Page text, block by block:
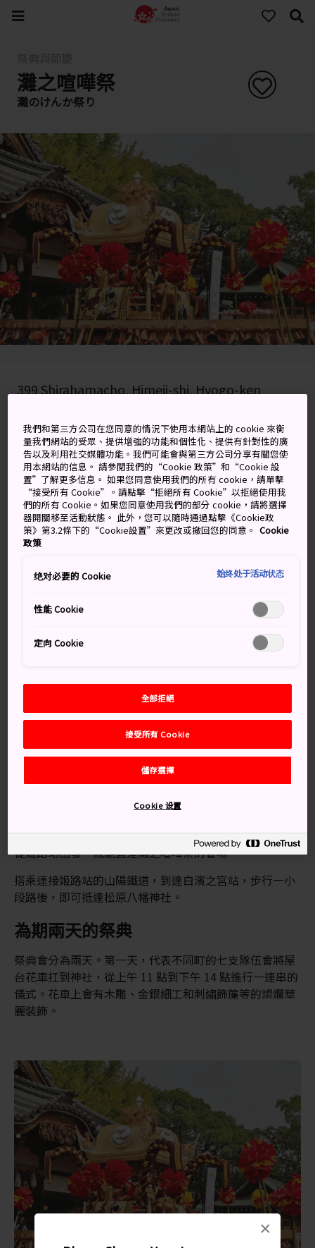
×
灘之喧嘩祭
灘のけんか祭り
399 Shirahamacho, Himeji-shi, Hyogo-ken
取得轉乘資訊
關鍵字 地圖
好好享受十月祭典的撞轎活動
姬路市的松原八幡神社，每年 10 月 14 至 15 日會舉行灘
之喧嘩祭。此祭典又稱為「打架祭」，參加者會以神輿
（移動式神社）衝撞彼此，藉此展現絕對力量。
知識補給站
最輕的祭典屋台會由 25 歲以下的男性扛轎、次輕的花
車會由 26 到 35 歲的男性扛轎，最重的花車則會由 36 歲
雖然撞轎僅限於神輿（移動式神社），但七個村子與各
從姬路站出發，就能直達灘之喧嘩祭的會場。
搭乘連接姬路站的山陽鐵道，到達白濱之宮站，步行一小
段路後，即可抵達松原八幡神社。
為期兩天的祭典
祭典會分為兩天。第一天，代表不同町的七支隊伍會將屋
台花車扛到神社，從上午 11 點到下午 14 點進行一連串的
儀式。花車上會有木雕、金銀細工和刺繡飾簾等的燦爛華
麗裝飾。
我們和第三方公司在您同意的情況下使用本網站上的 cookie 來衡
量我們網站的受眾、提供增強的功能和個性化、提供有針對性的廣
告以及利用社交媒體功能。我們可能會與第三方公司分享有關您使
用本網站的信息。 請參閱我們的“Cookie 政策”和“Cookie 設
置”了解更多信息。 如果您同意使用我們的所有 cookie，請單擊
“接受所有 Cookie”。請點擊“拒絕所有 Cookie”以拒絕使用我
們的所有 Cookie。如果您同意使用我們的部分 cookie，請將選擇
器開關移至活動狀態。 此外，您可以隨時通過點擊《Cookie政
策》第3.2條下的“Cookie設置”來更改或撤回您的同意。 Cookie
政策
绝对必要的 Cookie 始终处于活动状态
性能 Cookie
定向 Cookie
全部拒絕
接受所有 Cookie
儲存選擇
Cookie 设置